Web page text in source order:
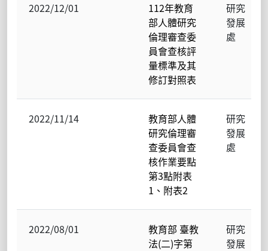
2022/12/01
112年教育
部人體研究
倫理審查委
員會查核評
量標準及其
修訂對照表
研究
發展
處
2022/11/14
教育部人體
研究倫理審
查委員會查
核作業要點
第3點附表
1、附表2
研究
發展
處
2022/08/01
教育部 臺教
法(二)字第
研究
發展